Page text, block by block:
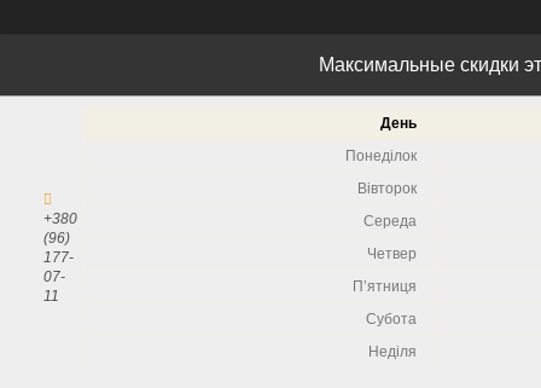
Максимальные скидки
+380
(96)
177-
07-
11
День
Понеділок
Вівторок
Середа
Четвер
Пʼятниця
Субота
Неділя